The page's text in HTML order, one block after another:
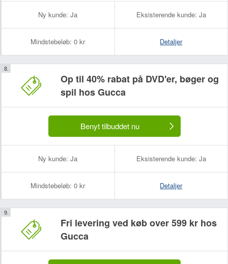
Ny kunde: Ja Eksisterende kunde: Ja
Mindstebeløb: 0 kr Detaljer
Op til 40% rabat på DVD'er, bøger og
spil hos Gucca
Benyt tilbuddet nu
Ny kunde: Ja Eksisterende kunde: Ja
Mindstebeløb: 0 kr Detaljer
Fri levering ved køb over 599 kr hos
Gucca